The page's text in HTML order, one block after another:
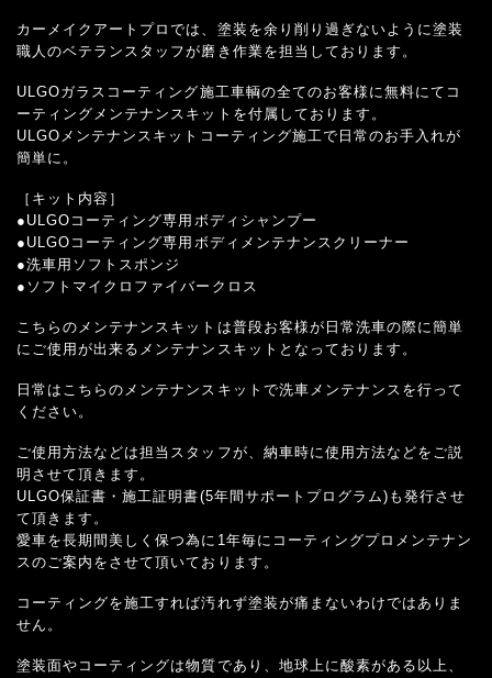
カーメイクアートプロでは、塗装を余り削り過ぎないように塗装
職人のベテランスタッフが磨き作業を担当しております。
ULGOガラスコーティング施工車輌の全てのお客様に無料にてコ
ーティングメンテナンスキットを付属しております。
ULGOメンテナンスキットコーティング施工で日常のお手入れが
簡単に。
［キット内容］
●ULGOコーティング専用ボディシャンプー
●ULGOコーティング専用ボディメンテナンスクリーナー
●洗車用ソフトスポンジ
●ソフトマイクロファイバークロス
こちらのメンテナンスキットは普段お客様が日常洗車の際に簡単
にご使用が出来るメンテナンスキットとなっております。
日常はこちらのメンテナンスキットで洗車メンテナンスを行って
ください。
ご使用方法などは担当スタッフが、納車時に使用方法などをご説
明させて頂きます。
ULGO保証書・施工証明書(5年間サポートプログラム)も発行させ
て頂きます。
愛車を長期間美しく保つ為に1年毎にコーティングプロメンテナン
スのご案内をさせて頂いております。
コーティングを施工すれば汚れず塗装が痛まないわけではありま
せん。
塗装面やコーティングは物質であり、地球上に酸素がある以上、